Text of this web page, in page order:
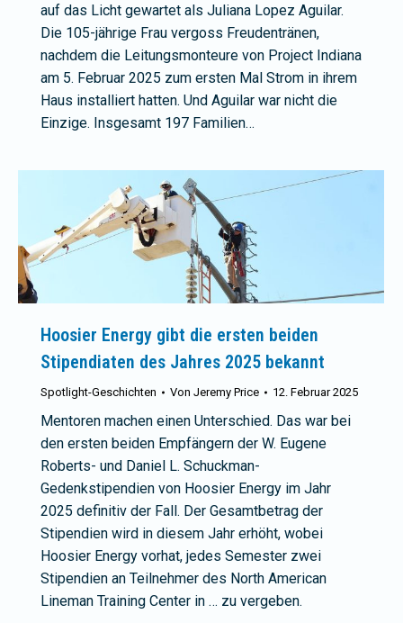
auf das Licht gewartet als Juliana Lopez Aguilar.
Die 105-jährige Frau vergoss Freudentränen,
nachdem die Leitungsmonteure von Project Indiana
am 5. Februar 2025 zum ersten Mal Strom in ihrem
Haus installiert hatten. Und Aguilar war nicht die
Einzige. Insgesamt 197 Familien…
Hoosier Energy gibt die ersten beiden
Stipendiaten des Jahres 2025 bekannt
Spotlight-Geschichten Von Jeremy Price 12. Februar 2025
Mentoren machen einen Unterschied. Das war bei
den ersten beiden Empfängern der W. Eugene
Roberts- und Daniel L. Schuckman-
Gedenkstipendien von Hoosier Energy im Jahr
2025 definitiv der Fall. Der Gesamtbetrag der
Stipendien wird in diesem Jahr erhöht, wobei
Hoosier Energy vorhat, jedes Semester zwei
Stipendien an Teilnehmer des North American
Lineman Training Center in … zu vergeben.